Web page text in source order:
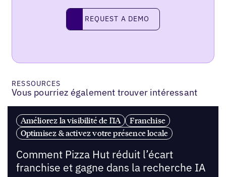
request a demo
REQUEST A DEMO
RESSOURCES
Vous pourriez également trouver intéressant
Améliorez la visibilité de l'IA
Franchise
Optimisez & activez votre présence locale
Comment Pizza Hut réduit l’écart
franchise et gagne dans la recherche IA